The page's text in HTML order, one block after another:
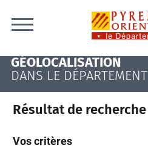
GÉOLOCALISATION
DANS LE DÉPARTEMENT
Résultat de recherche
Vos critères